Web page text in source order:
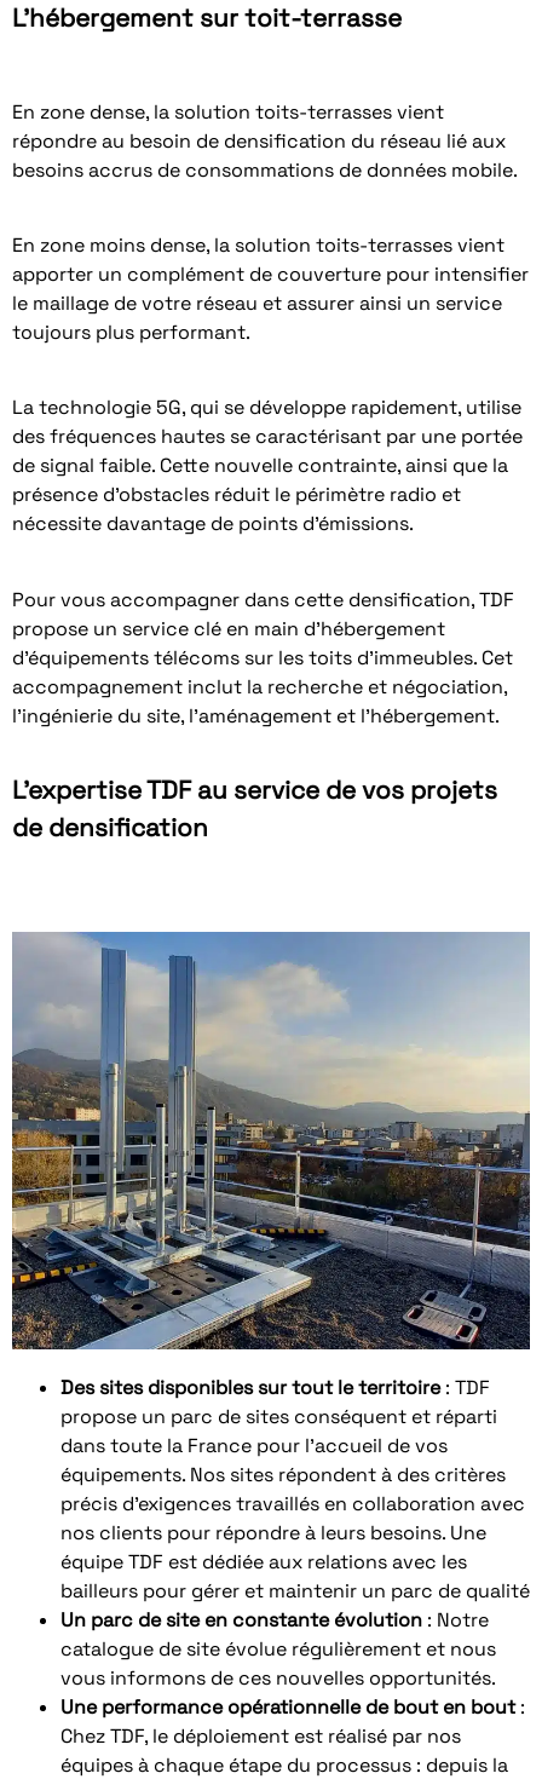
L'hébergement sur toit-terrasse
En zone dense, la solution toits-terrasses vient
répondre au besoin de densification du réseau lié aux
besoins accrus de consommations de données mobile.
En zone moins dense, la solution toits-terrasses vient
apporter un complément de couverture pour intensifier
le maillage de votre réseau et assurer ainsi un service
toujours plus performant.
La technologie 5G, qui se développe rapidement, utilise
des fréquences hautes se caractérisant par une portée
de signal faible. Cette nouvelle contrainte, ainsi que la
présence d’obstacles réduit le périmètre radio et
nécessite davantage de points d’émissions.
Pour vous accompagner dans cette densification, TDF
propose un service clé en main d’hébergement
d’équipements télécoms sur les toits d’immeubles. Cet
accompagnement inclut la recherche et négociation,
l’ingénierie du site, l’aménagement et l’hébergement.
L'expertise TDF au service de vos projets
de densification
Des sites disponibles sur tout le territoire: TDF
propose un parc de sites conséquent et réparti
dans toute la France pour l’accueil de vos
équipements. Nos sites répondent à des critères
précis d’exigences travaillés en collaboration avec
nos clients pour répondre à leurs besoins. Une
équipe TDF est dédiée aux relations avec les
bailleurs pour gérer et maintenir un parc de qualité
Un parc de site en constante évolution : Notre
catalogue de site évolue régulièrement et nous
vous informons de ces nouvelles opportunités.
Une performance opérationnelle de bout en bout:
Chez TDF, le déploiement est réalisé par nos
équipes à chaque étape du processus : depuis la